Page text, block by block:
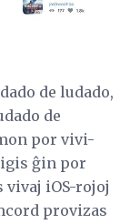
de ludado,
de
por vivi-
ĝin por
iOS-rojoj
provizas